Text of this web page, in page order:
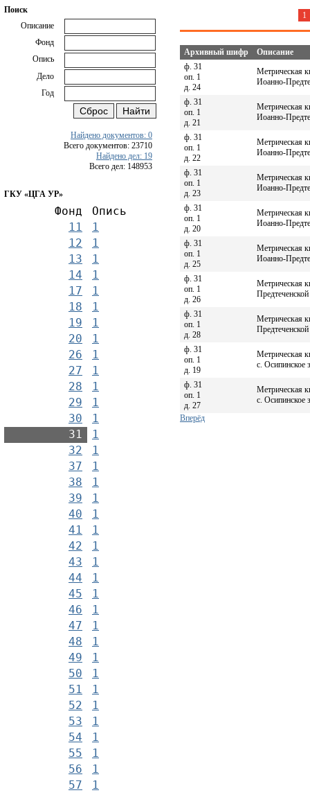
Поиск
Описание
Фонд
Опись
Дело
Год
Найдено документов: 0
Всего документов: 23710
Найдено дел: 19
Всего дел: 148953
ГКУ «ЦГА УР»
Фонд
Опись
11
1
12
1
13
1
14
1
17
1
18
1
19
1
20
1
26
1
27
1
28
1
29
1
30
1
31
1
32
1
37
1
38
1
39
1
40
1
41
1
42
1
43
1
44
1
45
1
46
1
47
1
48
1
49
1
50
1
51
1
52
1
53
1
54
1
55
1
56
1
57
1
1
Архивный шифр
Описание
ф. 31
оп. 1
д. 24
Метрическая
Иоанно-
ф. 31
оп. 1
д. 21
Метрическая
Иоанно-
ф. 31
оп. 1
д. 22
Метрическая
Иоанно-
ф. 31
оп. 1
д. 23
Метрическая
Иоанно-
ф. 31
оп. 1
д. 20
Метрическая
Иоанно-
ф. 31
оп. 1
д. 25
Метрическая
Иоанно-
ф. 31
оп. 1
д. 26
Метрическая
ф. 31
оп. 1
д. 28
Метрическая
ф. 31
оп. 1
д. 19
Метрическая
с. Осипинское
ф. 31
оп. 1
д. 27
Метрическая
с. Осипинское
Вперёд